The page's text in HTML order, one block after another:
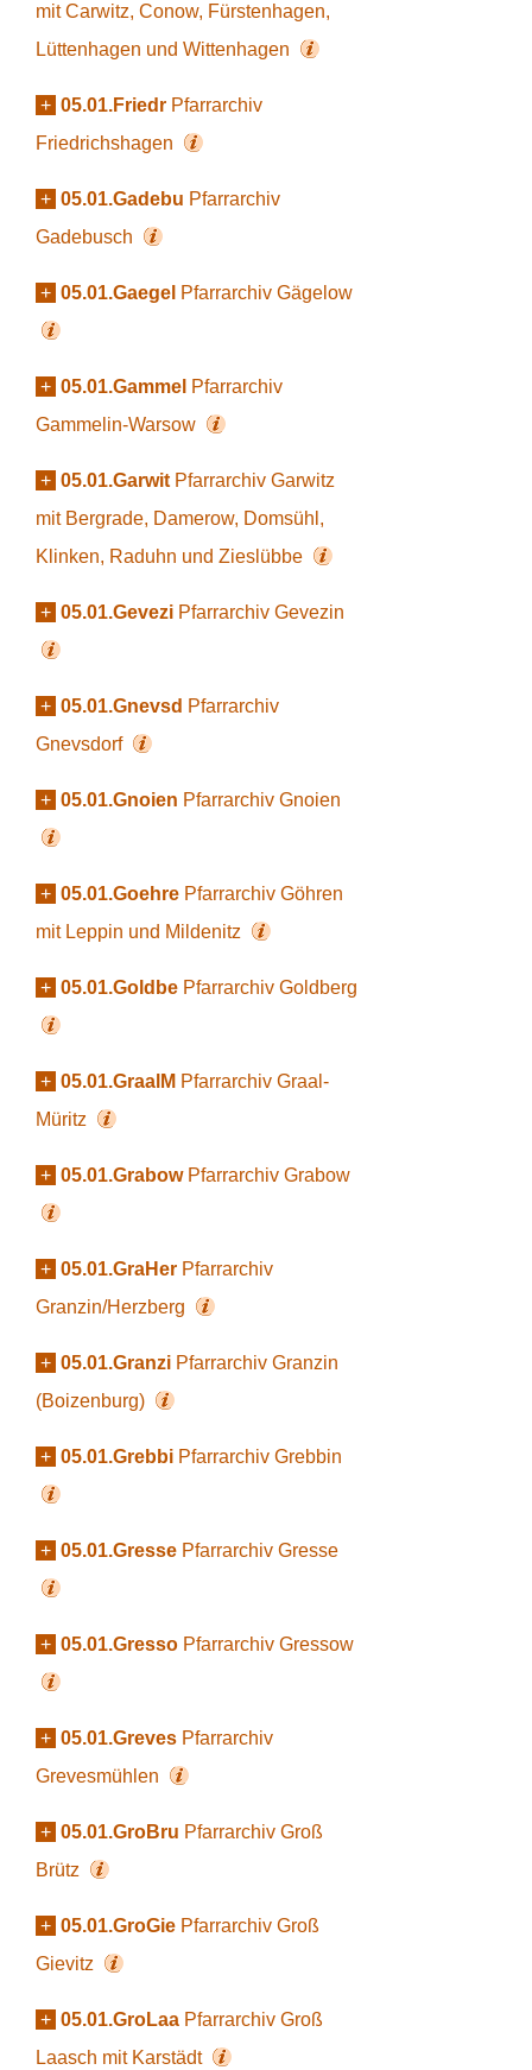
mit Carwitz, Conow, Fürstenhagen,
Lüttenhagen und Wittenhagen
+ 05.01.Friedr Pfarrarchiv
Friedrichshagen
+ 05.01.Gadebu Pfarrarchiv
Gadebusch
+ 05.01.Gaegel Pfarrarchiv Gägelow
+ 05.01.Gammel Pfarrarchiv
Gammelin-Warsow
+ 05.01.Garwit Pfarrarchiv Garwitz
mit Bergrade, Damerow, Domsühl,
Klinken, Raduhn und Zieslübbe
+ 05.01.Gevezi Pfarrarchiv Gevezin
+ 05.01.Gnevsd Pfarrarchiv
Gnevsdorf
+ 05.01.Gnoien Pfarrarchiv Gnoien
+ 05.01.Goehre Pfarrarchiv Göhren
mit Leppin und Mildenitz
+ 05.01.Goldbe Pfarrarchiv Goldberg
+ 05.01.GraalM Pfarrarchiv Graal-
Müritz
+ 05.01.Grabow Pfarrarchiv Grabow
+ 05.01.GraHer Pfarrarchiv
Granzin/Herzberg
+ 05.01.Granzi Pfarrarchiv Granzin
(Boizenburg)
+ 05.01.Grebbi Pfarrarchiv Grebbin
+ 05.01.Gresse Pfarrarchiv Gresse
+ 05.01.Gresso Pfarrarchiv Gressow
+ 05.01.Greves Pfarrarchiv
Grevesmühlen
+ 05.01.GroBru Pfarrarchiv Groß
Brütz
+ 05.01.GroGie Pfarrarchiv Groß
Gievitz
+ 05.01.GroLaa Pfarrarchiv Groß
Laasch mit Karstädt